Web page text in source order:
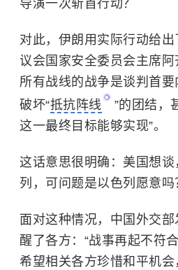
导演一次斩首行动？
对此，伊朗用实际行动给
议会国家安全委员会主席
所有战线的战争是谈判首
破坏“抵抗阵线 ”的团结，
这一最终目标能够实现”。
这话意思很明确：美国想
列，可问题是以色列愿意吗
面对这种情况，中国外交
醒了各方：“战事再起不符
希望相关各方珍惜和平机会